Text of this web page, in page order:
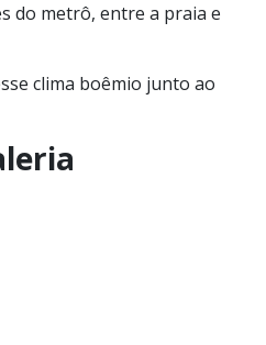
do metrô, entre a praia e
clima boêmio junto ao